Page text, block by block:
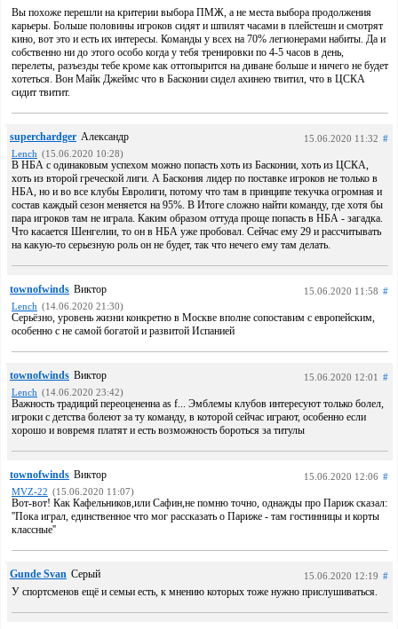
Вы похоже перешли на критерии выбора ПМЖ, а не места выбора продолжения
карьеры. Больше половины игроков сидят и шпилят часами в плейстешн и смотрят
кино, вот это и есть их интересы. Команды у всех на 70% легионерами набиты. Да и
собственно ни до этого особо когда у тебя тренировки по 4-5 часов в день,
перелеты, разъезды тебе кроме как оттопырится на диване больше и ничего не будет
хотеться. Вон Майк Джеймс что в Басконии сидел ахинею твитил, что в ЦСКА
сидит твитит.
superchardger Александр 15.06.2020 11:32 #
Lench (15.06.2020 10:28)
В НБА с одинаковым успехом можно попасть хоть из Басконии, хоть из ЦСКА,
хоть из второй греческой лиги. А Баскония лидер по поставке игроков не только в
НБА, но и во все клубы Евролиги, потому что там в принципе текучка огромная и
состав каждый сезон меняется на 95%. В Итоге сложно найти команду, где хотя бы
пара игроков там не играла. Каким образом оттуда проще попасть в НБА - загадка.
Что касается Шенгелии, то он в НБА уже пробовал. Сейчас ему 29 и рассчитывать
на какую-то серьезную роль он не будет, так что нечего ему там делать.
townofwinds Виктор 15.06.2020 11:58 #
Lench (14.06.2020 21:30)
Серьёзно, уровень жизни конкретно в Москве вполне сопоставим с европейским,
особенно с не самой богатой и развитой Испанией
townofwinds Виктор 15.06.2020 12:01 #
Lench (14.06.2020 23:42)
Важность традиций переоцененна as f... Эмблемы клубов интересуют только болел,
игроки с детства болеют за ту команду, в которой сейчас играют, особенно если
хорошо и вовремя платят и есть возможность бороться за титулы
townofwinds Виктор 15.06.2020 12:06 #
MVZ-22 (15.06.2020 11:07)
Вот-вот! Как Кафельников,или Сафин,не помню точно, однажды про Париж сказал:
''Пока играл, единственное что мог рассказать о Париже - там гостинницы и корты
классные''
Gunde Svan Серый 15.06.2020 12:19 #
У спортсменов ещё и семьи есть, к мнению которых тоже нужно прислушиваться.